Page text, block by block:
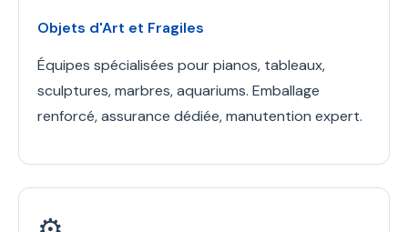
Objets d'Art et Fragiles
Équipes spécialisées pour pianos, tableaux,
sculptures, marbres, aquariums. Emballage
renforcé, assurance dédiée, manutention expert.